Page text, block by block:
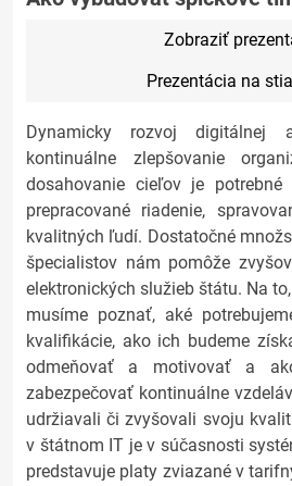
Zobraziť
Prezentácia na
Dynamicky rozvoj digitálnej
kontinuálne zlepšovanie
dosahovanie cieľov je
prepracované riadenie,
kvalitných ľudí. Dostatočné
špecialistov nám pomôže
elektronických služieb štátu. Na
musíme poznať, aké
kvalifikácie, ako ich budeme
odmeňovať a motivovať a
zabezpečovať kontinuálne
udržiavali či zvyšovali svoju
v štátnom IT je v súčasnosti
predstavuje platy zviazané v